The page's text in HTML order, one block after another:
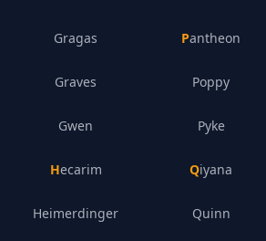
Gragas
Graves
Gwen
Hecarim
Heimerdinger
Pantheon
Poppy
Pyke
Qiyana
Quinn